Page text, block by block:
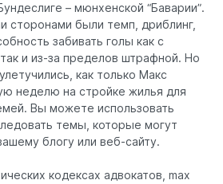
– мюнхенской “Баварии”.
сторонами были темп, дриблинг,
забивать голы как с
и из-за пределов штрафной. Но
как только Макс
неделю на стройке жилья для
Вы можете использовать
темы, которые могут
блогу или веб-сайту.
кодексах адвокатов, max